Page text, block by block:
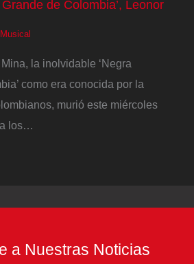
de Colombia’, Leonor
Musical
la inolvidable ‘Negra
como era conocida por la
murió este miércoles
los…
a Nuestras Noticias